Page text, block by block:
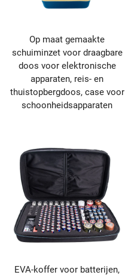
Op maat gemaakte
schuiminzet voor draagbare
doos voor elektronische
apparaten, reis- en
thuistopbergdoos, case voor
schoonheidsapparaten
EVA-koffer voor batterijen,